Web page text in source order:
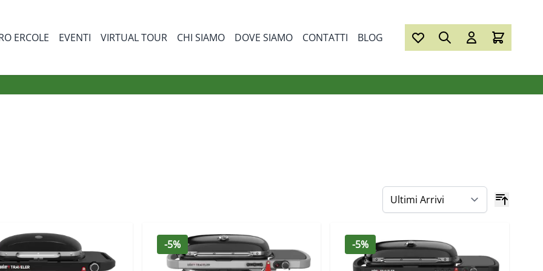
for Prodotti
ERCOLE EVENTI VIRTUAL TOUR CHI SIAMO DOVE SIAMO CONTATTI BLOG
-5% -5%